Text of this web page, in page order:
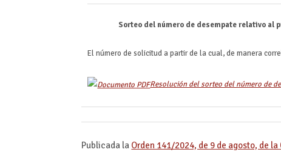
Sorteo del número de desempate relativo al
El número de solicitud a partir de la cual, de manera
Resolución del sorteo del número de
Publicada la Orden 141/2024, de 9 de agosto, de